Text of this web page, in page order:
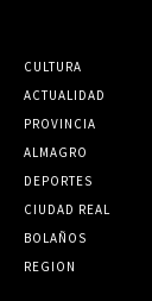
CULTURA
ACTUALIDAD
PROVINCIA
ALMAGRO
DEPORTES
CIUDAD REAL
BOLAÑOS
REGION